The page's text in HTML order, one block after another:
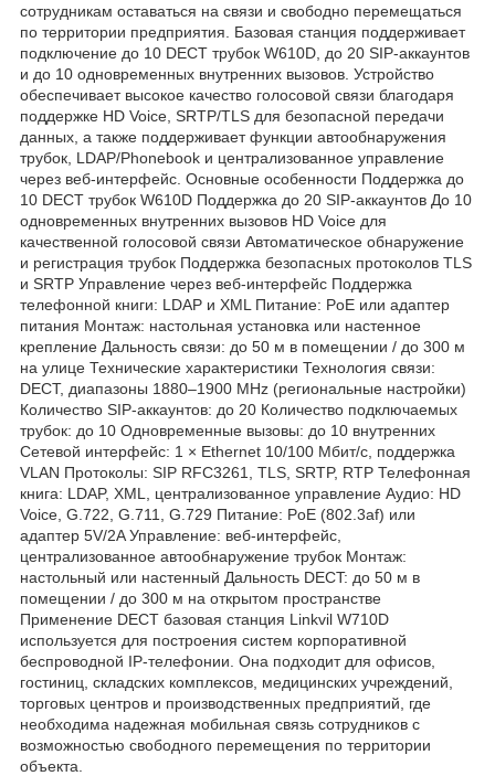
сотрудникам оставаться на связи и свободно перемещаться
по территории предприятия. Базовая станция поддерживает
подключение до 10 DECT трубок W610D, до 20 SIP-аккаунтов
и до 10 одновременных внутренних вызовов. Устройство
обеспечивает высокое качество голосовой связи благодаря
поддержке HD Voice, SRTP/TLS для безопасной передачи
данных, а также поддерживает функции автообнаружения
трубок, LDAP/Phonebook и централизованное управление
через веб-интерфейс. Основные особенности Поддержка до
10 DECT трубок W610D Поддержка до 20 SIP-аккаунтов До 10
одновременных внутренних вызовов HD Voice для
качественной голосовой связи Автоматическое обнаружение
и регистрация трубок Поддержка безопасных протоколов TLS
и SRTP Управление через веб-интерфейс Поддержка
телефонной книги: LDAP и XML Питание: PoE или адаптер
питания Монтаж: настольная установка или настенное
крепление Дальность связи: до 50 м в помещении / до 300 м
на улице Технические характеристики Технология связи:
DECT, диапазоны 1880–1900 MHz (региональные настройки)
Количество SIP-аккаунтов: до 20 Количество подключаемых
трубок: до 10 Одновременные вызовы: до 10 внутренних
Сетевой интерфейс: 1 × Ethernet 10/100 Мбит/с, поддержка
VLAN Протоколы: SIP RFC3261, TLS, SRTP, RTP Телефонная
книга: LDAP, XML, централизованное управление Аудио: HD
Voice, G.722, G.711, G.729 Питание: PoE (802.3af) или
адаптер 5V/2A Управление: веб-интерфейс,
централизованное автообнаружение трубок Монтаж:
настольный или настенный Дальность DECT: до 50 м в
помещении / до 300 м на открытом пространстве
Применение DECT базовая станция Linkvil W710D
используется для построения систем корпоративной
беспроводной IP-телефонии. Она подходит для офисов,
гостиниц, складских комплексов, медицинских учреждений,
торговых центров и производственных предприятий, где
необходима надежная мобильная связь сотрудников с
возможностью свободного перемещения по территории
объекта.